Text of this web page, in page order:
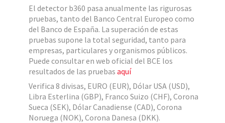
El detector b360 pasa anualmente las rigurosas
pruebas, tanto del Banco Central Europeo como
del Banco de España. La superación de estas
pruebas supone la total seguridad, tanto para
empresas, particulares y organismos públicos.
Puede consultar en web oficial del BCE los
resultados de las pruebas aquí
Verifica 8 divisas, EURO (EUR), Dólar USA (USD),
Libra Esterlina (GBP), Franco Suizo (CHF), Corona
Sueca (SEK), Dólar Canadiense (CAD), Corona
Noruega (NOK), Corona Danesa (DKK).